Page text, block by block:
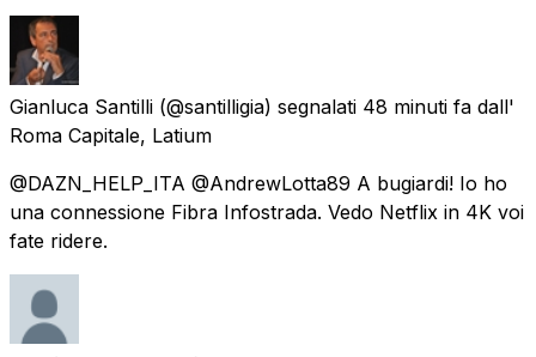
Gianluca Santilli (@santilligia) segnalati 48 minuti fa dall'
Roma Capitale, Latium
@DAZN_HELP_ITA @AndrewLotta89 A bugiardi! Io ho
una connessione Fibra Infostrada. Vedo Netflix in 4K voi
fate ridere.